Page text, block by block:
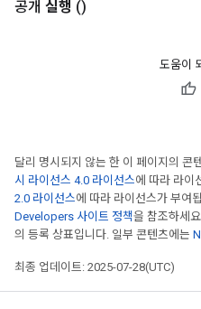
공개 실행 ()
도움이
달리 명시되지 않는 한 이 페이지의 콘
시 라이선스 4.0 라이선스에 따라 라이
2.0 라이선스에 따라 라이선스가 부여
Developers 사이트 정책을 참조하세
의 등록 상표입니다. 일부 콘텐츠에는
최종 업데이트: 2025-07-28(UTC)